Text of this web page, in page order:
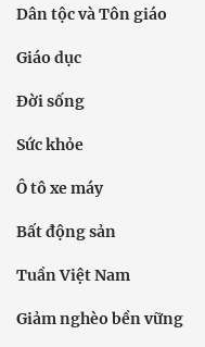
Dân tộc và Tôn giáo
Giáo dục
Đời sống
Sức khỏe
Ô tô xe máy
Bất động sản
Tuần Việt Nam
Giảm nghèo bền vững